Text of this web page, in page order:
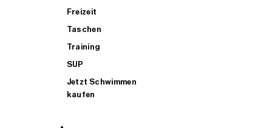
Freizeit
Taschen
Training
SUP
Jetzt Schwimmen
kaufen